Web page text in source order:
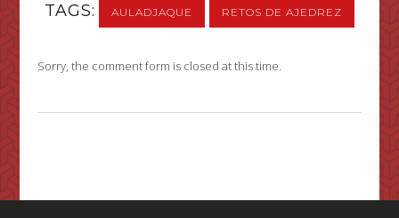
TAGS: AULADJAQUE RETOS DE AJEDREZ
Sorry, the comment form is closed at this time.